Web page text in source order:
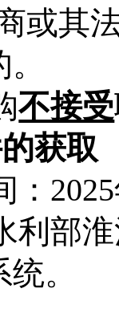
或其
不接受
获取
： 2025
利部
。